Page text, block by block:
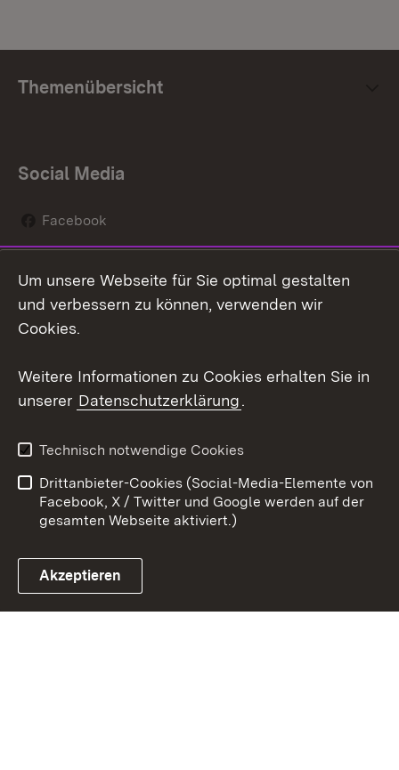
Themenübersicht
Social Media
Facebook
Social Wall
Youtube
Link zum Landesportal
Kontakt
Datenschutz
Barrierefreiheit
Impressum Cookies
Um unsere Webseite für Sie optimal gestalten
und verbessern zu können, verwenden wir
Cookies.
Weitere Informationen zu Cookies erhalten Sie in
unserer Datenschutzerklärung.
Technisch notwendige Cookies
Drittanbieter-Cookies (Social-Media-Elemente von
Facebook, X / Twitter und Google werden auf der
gesamten Webseite aktiviert.)
Akzeptieren